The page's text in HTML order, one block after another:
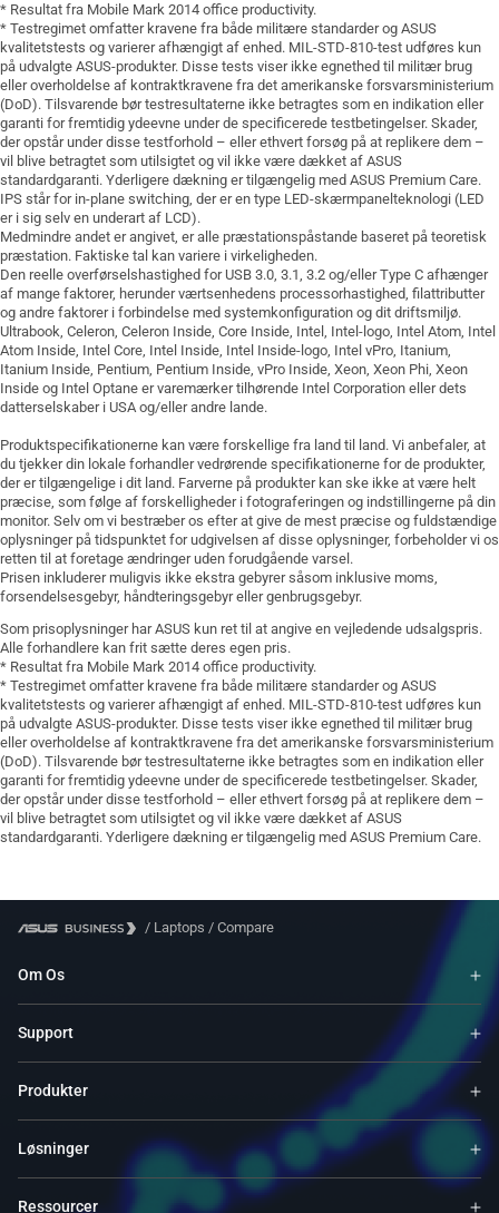
* Resultat fra Mobile Mark 2014 office productivity.
* Testregimet omfatter kravene fra både militære standarder og ASUS
kvalitetstests og varierer afhængigt af enhed. MIL-STD-810-test udføres kun
på udvalgte ASUS-produkter. Disse tests viser ikke egnethed til militær brug
eller overholdelse af kontraktkravene fra det amerikanske forsvarsministerium
(DoD). Tilsvarende bør testresultaterne ikke betragtes som en indikation eller
garanti for fremtidig ydeevne under de specificerede testbetingelser. Skader,
der opstår under disse testforhold – eller ethvert forsøg på at replikere dem –
vil blive betragtet som utilsigtet og vil ikke være dækket af ASUS
standardgaranti. Yderligere dækning er tilgængelig med ASUS Premium Care.
IPS står for in-plane switching, der er en type LED-skærmpanelteknologi (LED
er i sig selv en underart af LCD).
Medmindre andet er angivet, er alle præstationspåstande baseret på teoretisk
præstation. Faktiske tal kan variere i virkeligheden.
Den reelle overførselshastighed for USB 3.0, 3.1, 3.2 og/eller Type C afhænger
af mange faktorer, herunder værtsenhedens processorhastighed, filattributter
og andre faktorer i forbindelse med systemkonfiguration og dit driftsmiljø.
Ultrabook, Celeron, Celeron Inside, Core Inside, Intel, Intel-logo, Intel Atom, Intel
Atom Inside, Intel Core, Intel Inside, Intel Inside-logo, Intel vPro, Itanium,
Itanium Inside, Pentium, Pentium Inside, vPro Inside, Xeon, Xeon Phi, Xeon
Inside og Intel Optane er varemærker tilhørende Intel Corporation eller dets
datterselskaber i USA og/eller andre lande.
Produktspecifikationerne kan være forskellige fra land til land. Vi anbefaler, at
du tjekker din lokale forhandler vedrørende specifikationerne for de produkter,
der er tilgængelige i dit land. Farverne på produkter kan ske ikke at være helt
præcise, som følge af forskelligheder i fotograferingen og indstillingerne på din
monitor. Selv om vi bestræber os efter at give de mest præcise og fuldstændige
oplysninger på tidspunktet for udgivelsen af disse oplysninger, forbeholder vi os
retten til at foretage ændringer uden forudgående varsel.
Prisen inkluderer muligvis ikke ekstra gebyrer såsom inklusive moms,
forsendelsesgebyr, håndteringsgebyr eller genbrugsgebyr.
Som prisoplysninger har ASUS kun ret til at angive en vejledende udsalgspris.
Alle forhandlere kan frit sætte deres egen pris.
* Resultat fra Mobile Mark 2014 office productivity.
* Testregimet omfatter kravene fra både militære standarder og ASUS
kvalitetstests og varierer afhængigt af enhed. MIL-STD-810-test udføres kun
på udvalgte ASUS-produkter. Disse tests viser ikke egnethed til militær brug
eller overholdelse af kontraktkravene fra det amerikanske forsvarsministerium
(DoD). Tilsvarende bør testresultaterne ikke betragtes som en indikation eller
garanti for fremtidig ydeevne under de specificerede testbetingelser. Skader,
der opstår under disse testforhold – eller ethvert forsøg på at replikere dem –
vil blive betragtet som utilsigtet og vil ikke være dækket af ASUS
standardgaranti. Yderligere dækning er tilgængelig med ASUS Premium Care.
/ Laptops / Compare
Om Os
Support
Produkter
Løsninger
Ressourcer